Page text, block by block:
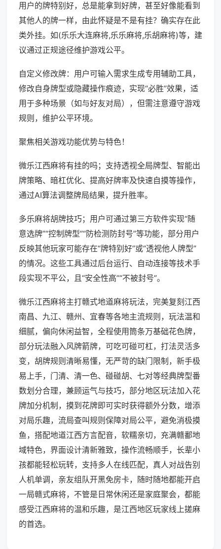
用户的牌特别好，总是能拿到好牌，甚至好像能看到
其他人的牌一样，由此怀疑是不是有挂？确实存在此
类外挂。如(乐乐大连麻将,乐乐麻将,乐胡麻将)等，建
议通过正规途径维护游戏公平。
自定义修改牌：用户可输入需求生成专用辅助工具，
修改自身牌型或隐藏操作痕迹，实现“必胜”效果，适
用于多种场景（如与好友对局），但需注意遵守游戏
规则，维护公平环境。
聚焦相关游戏功能优势与特色！
微乐江西麻将有挂的吗；支持透视全局牌型、智能出
牌策略、暗杠优化、提高好牌率及快速自摸等操作，
通过AI算法调整牌局结果，提升胜率。
多乐麻将胡牌技巧；用户可通过第三方软件实现“随
意选牌”“控制牌型”“防检测防封号”等功能，部分用户
反映其他玩家可能存在“牌特别好”或“透视他人牌型”
的情况。这些工具通过后台运行、自动连接等技术手
段实现不平公，且“安全性高”“不被封号”。
微乐江西麻将主打赣式地道麻将玩法，完美复刻江西
南昌、九江、赣州、宜春等各地主流规则，玩法温和
细腻，偏向休闲益智，全程使用筒条万基础花色牌，
部分玩法融入风牌箭牌，可吃可碰可杠，打法灵活多
变，胡牌规则清晰易懂，无严苛的缺门限制，新手极
易上手，门清、清一色、碰碰胡、七对等经典牌型番
数划分合理，兼顾运气与技巧，部分地区玩法加入花
牌加分机制，摸到花牌即可实时获得额外分数，增添
对局乐趣，流局查叫规则保障对局公平，避免消极摸
鱼，搭配地道江西方言配音，软糯亲切，充满赣鄱地
域特色，界面设计清新雅致，操作流畅顺手，长辈小
孩都能轻松玩转，支持多人在线匹配，真人对战告别
人机单调，亲友组队开黑免房卡，随时随地都能开启
一局赣式麻将，不管是日常休闲还是家庭聚会，都能
感受江西麻将的温和乐趣，是江西地区玩家线上搓麻
的首选。